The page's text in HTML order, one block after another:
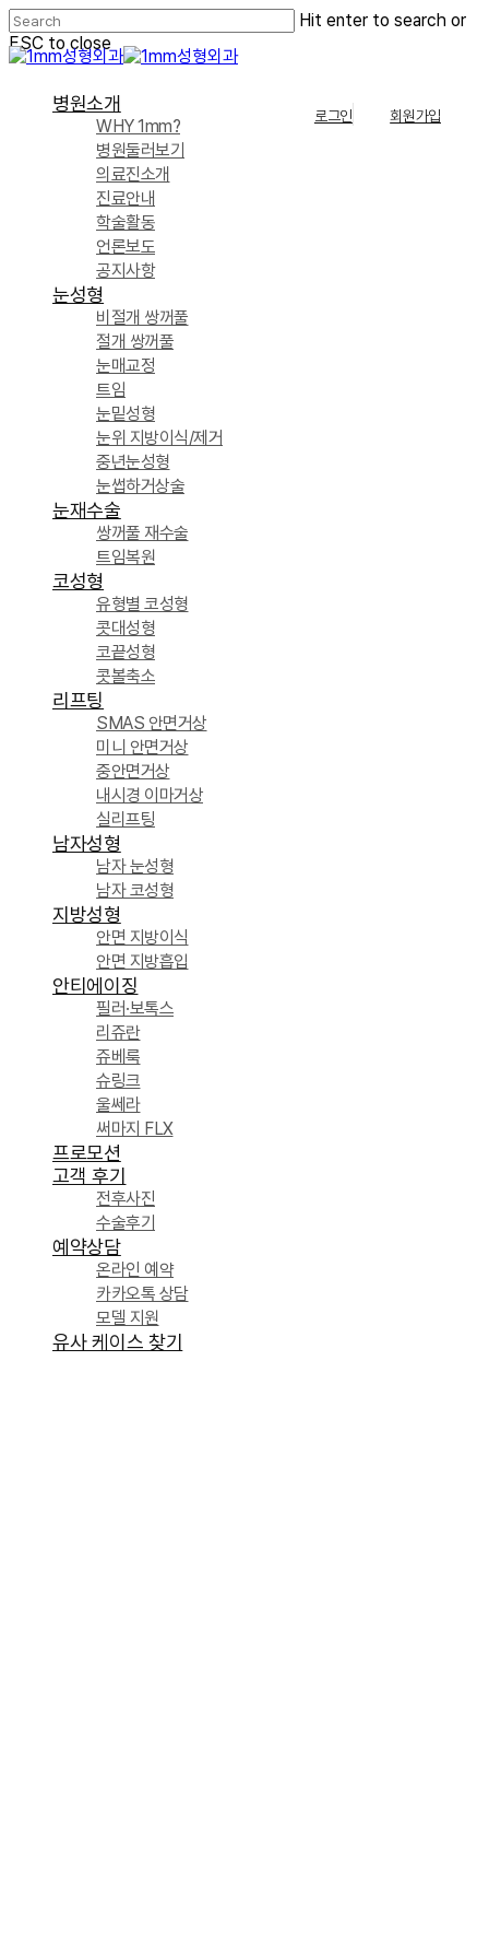
Skip
to
main
Hit enter to search or
ESC to close
Close
병원소개
WHY 1mm?
병원둘러보기
의료진소개
진료안내
학술활동
언론보도
공지사항
눈성형
비절개 쌍꺼풀
절개 쌍꺼풀
눈매교정
트임
눈밑성형
눈위 지방이식/제거
중년눈성형
눈썹하거상술
눈재수술
쌍꺼풀 재수술
트임복원
코성형
유형별 코성형
콧대성형
코끝성형
콧볼축소
리프팅
SMAS 안면거상
미니 안면거상
중안면거상
내시경 이마거상
실리프팅
남자성형
남자 눈성형
남자 코성형
지방성형
안면 지방이식
안면 지방흡입
안티에이징
필러·보톡스
리쥬란
쥬베룩
슈링크
울쎄라
써마지 FLX
프로모션
고객 후기
전후사진
수술후기
예약상담
온라인 예약
카카오톡 상담
모델 지원
유사 케이스 찾기
로그인 회원가입